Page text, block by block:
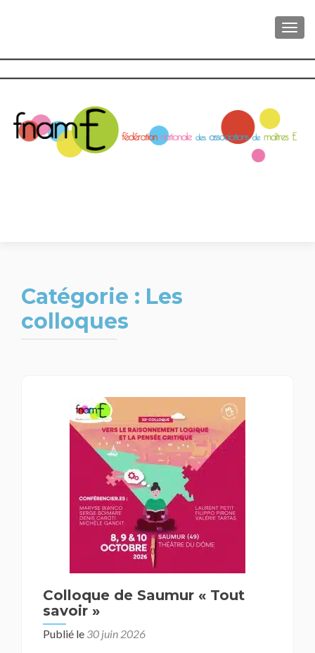
Catégorie : Les
colloques
Colloque de Saumur « Tout
savoir »
Publié le 30 juin 2026
articles